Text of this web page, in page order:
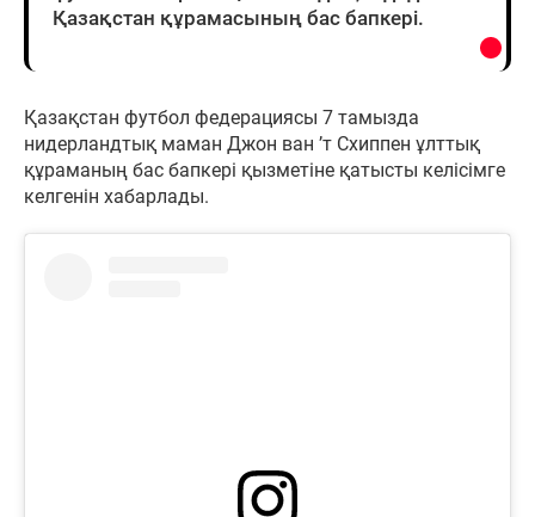
Қазақстан құрамасының бас бапкері.
Қазақстан футбол федерациясы 7 тамызда
нидерландтық маман Джон ван ’т Схиппен ұлттық
құраманың бас бапкері қызметіне қатысты келісімге
келгенін хабарлады.